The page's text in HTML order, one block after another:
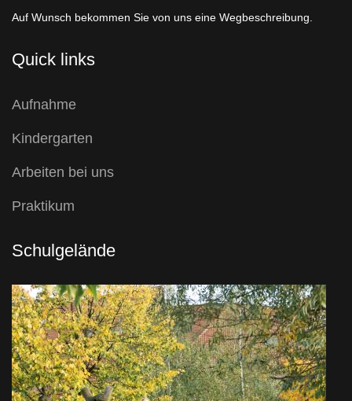
Auf Wunsch bekommen Sie von uns eine Wegbeschreibung.
Quick links
Aufnahme
Kindergarten
Arbeiten bei uns
Praktikum
Schulgelände